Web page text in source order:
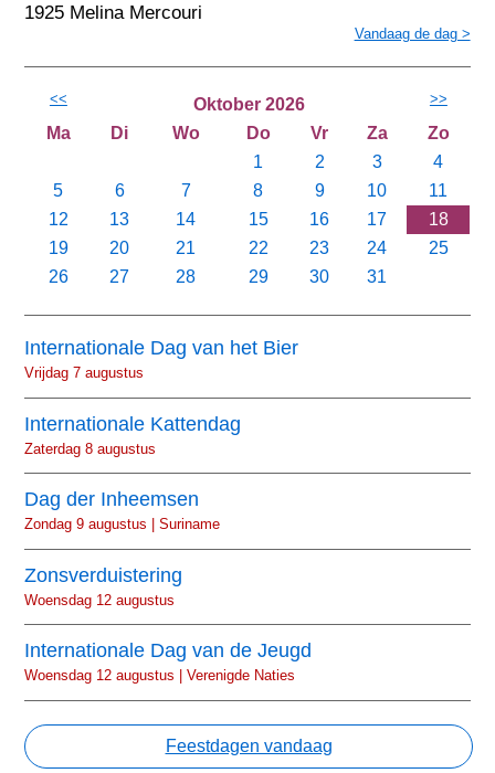
1925 Melina Mercouri
Vandaag de dag >
<< Oktober 2026 >>
Ma Di Wo Do Vr Za
Zo
1
2 3
4
5
6 7 8 9 10
11
12
13 14 15 16 17
18
19
20 21 22 23 24
25
26
27 28 29 30 31
Internationale Dag van het Bier
Vrijdag 7 augustus
Internationale Kattendag
Zaterdag 8 augustus
Dag der Inheemsen
Zondag 9 augustus | Suriname
Zonsverduistering
Woensdag 12 augustus
Internationale Dag van de Jeugd
Woensdag 12 augustus | Verenigde Naties
Feestdagen vandaag